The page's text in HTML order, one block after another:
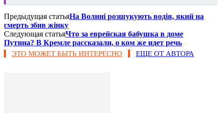
Предыдущая статьяНа Волині розшукують водія, який на
смерть збив жінку
Следующая статьяЧто за еврейская бабушка в доме
Путина? В Кремле рассказали, о ком же идет речь
ЭТО МОЖЕТ БЫТЬ ИНТЕРЕСНО ЕЩЕ ОТ АВТОРА